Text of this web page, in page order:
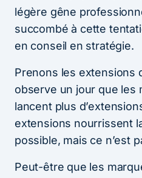
légère gêne
succombé à cette
en conseil en stratégie.
Prenons les extensions
observe un jour que les
lancent plus
extensions nourrissent
possible, mais ce n’est
Peut-être que les